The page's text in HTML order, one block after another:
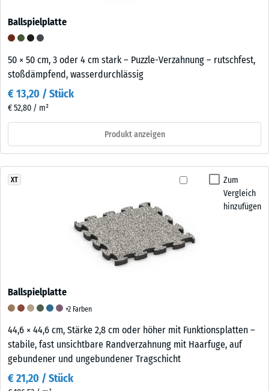
Ballspielplatte
50 × 50 cm, 3 oder 4 cm stark – Puzzle-Verzahnung – rutschfest,
stoßdämpfend, wasserdurchlässig
€ 13,20 / Stück
€ 52,80 / m²
Produkt anzeigen
Zum
Vergleich
hinzufügen
XT
Ballspielplatte
+2 Farben
44,6 × 44,6 cm, Stärke 2,8 cm oder höher mit Funktionsplatten –
stabile, fast unsichtbare Randverzahnung mit Haarfuge, auf
gebundener und ungebundener Tragschicht
€ 21,20 / Stück